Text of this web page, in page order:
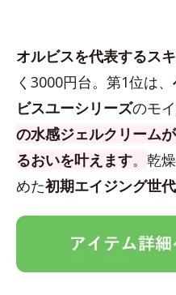
オルビスを代表するス
く3000円台。第1位は、
ビスユーシリーズのモ
の水感ジェルクリーム
るおいを叶えます。 乾
めた初期エイジング世代